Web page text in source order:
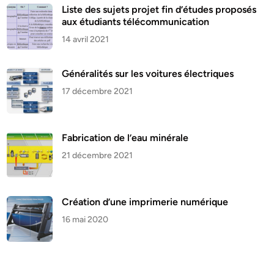
Liste des sujets projet fin d’études proposés
aux étudiants télécommunication
14 avril 2021
Généralités sur les voitures électriques
17 décembre 2021
Fabrication de l’eau minérale
21 décembre 2021
Création d’une imprimerie numérique
16 mai 2020